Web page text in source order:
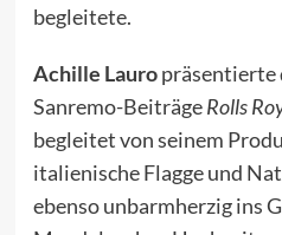
begleitete.
Achille Lauropräsentierte
Sanremo-BeiträgeRolls
begleitet von seinem
italienische Flagge und
ebenso unbarmherzig ins